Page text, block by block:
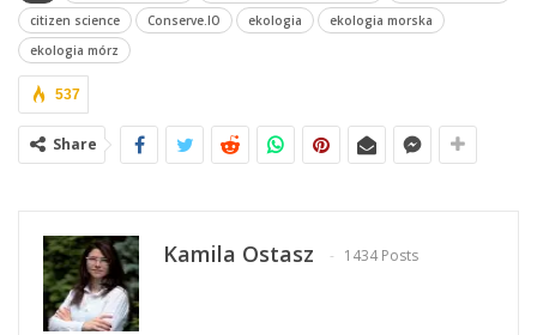
citizen science
Conserve.IO ekologia
ekologia morska
ekologia mórz
537
Share
Kamila Ostasz 1434 Posts